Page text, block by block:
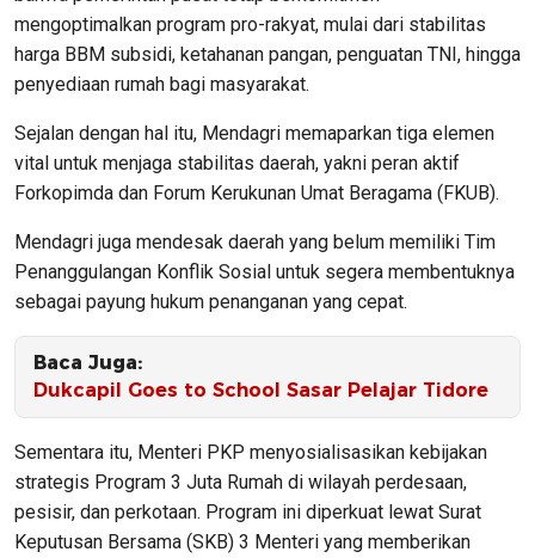
mengoptimalkan program pro-rakyat, mulai dari stabilitas
harga BBM subsidi, ketahanan pangan, penguatan TNI, hingga
penyediaan rumah bagi masyarakat.
​Sejalan dengan hal itu, Mendagri memaparkan tiga elemen
vital untuk menjaga stabilitas daerah, yakni peran aktif
Forkopimda dan Forum Kerukunan Umat Beragama (FKUB).
Mendagri juga mendesak daerah yang belum memiliki Tim
Penanggulangan Konflik Sosial untuk segera membentuknya
sebagai payung hukum penanganan yang cepat.
Baca Juga:
Dukcapil Goes to School Sasar Pelajar Tidore
​Sementara itu, Menteri PKP menyosialisasikan kebijakan
strategis Program 3 Juta Rumah di wilayah perdesaan,
pesisir, dan perkotaan. Program ini diperkuat lewat Surat
Keputusan Bersama (SKB) 3 Menteri yang memberikan